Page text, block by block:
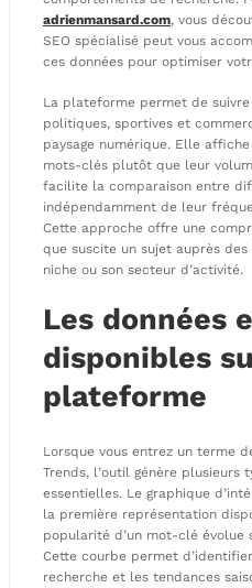
adrienmansard.com, vous
SEO spécialisé peut vous
ces données pour optimiser
La plateforme permet de
politiques, sportives et
paysage numérique. Elle
mots-clés plutôt que leur
facilite la comparaison entre
indépendamment de leur
Cette approche offre une
que suscite un sujet auprès
niche ou son secteur d’activité.
Les données
disponibles
plateforme
Lorsque vous entrez un terme
Trends, l’outil génère plusieurs
essentielles. Le graphique
la première représentation
popularité d’un mot-clé évolue
Cette courbe permet
recherche et les tendances